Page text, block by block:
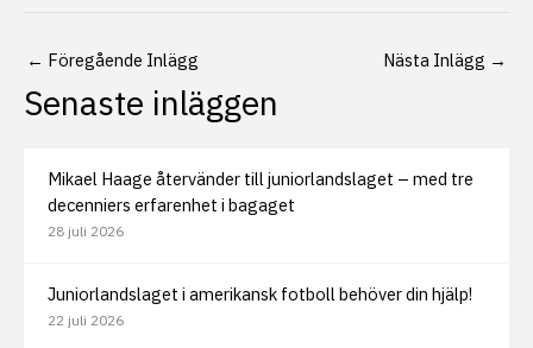
← Föregående Inlägg Nästa Inlägg →
Senaste inläggen
Mikael Haage återvänder till juniorlandslaget – med tre
decenniers erfarenhet i bagaget
28 juli 2026
Juniorlandslaget i amerikansk fotboll behöver din hjälp!
22 juli 2026